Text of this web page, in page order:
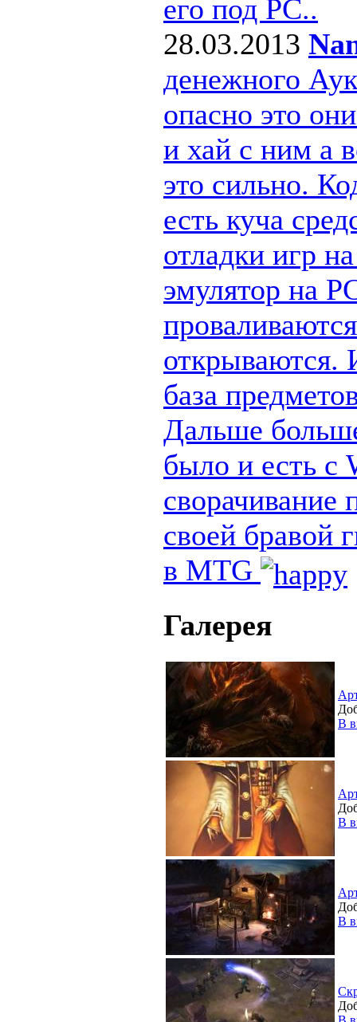
его под РС..
28.03.2013
денежного
опасно это
и хай с ним а
это сильно.
есть куча
отладки игр
эмулятор на
открываются.
база
Дальше
было и есть с
сворачивание
своей бравой
в MTG
Галерея
В
В
В